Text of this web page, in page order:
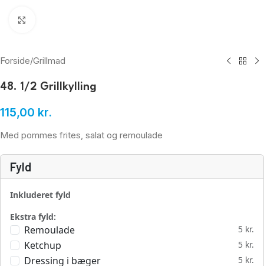
Forside/Grillmad
48. 1/2 Grillkylling
115,00 kr.
Med pommes frites, salat og remoulade